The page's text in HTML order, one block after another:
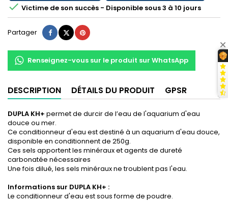
 Victime de son succès - Disponible sous 3 à 10 jours
Partager Partager
TweetPinterest
Renseignez-vous sur le produit sur WhatsApp
DESCRIPTION DÉTAILS DU PRODUIT GPSR
DUPLA KH+ permet de durcir de l’eau de l'aquarium d'eau
douce ou mer.
Ce conditionneur d'eau est destiné à un aquarium d'eau douce,
disponible en conditionnent de 250g.
Ces sels apportent les minéraux et agents de dureté
carbonatée nécessaires
Une fois dilué, les sels minéraux ne troublent pas l'eau.
Informations sur DUPLA KH+ :
Le conditionneur d'eau est sous forme de poudre.